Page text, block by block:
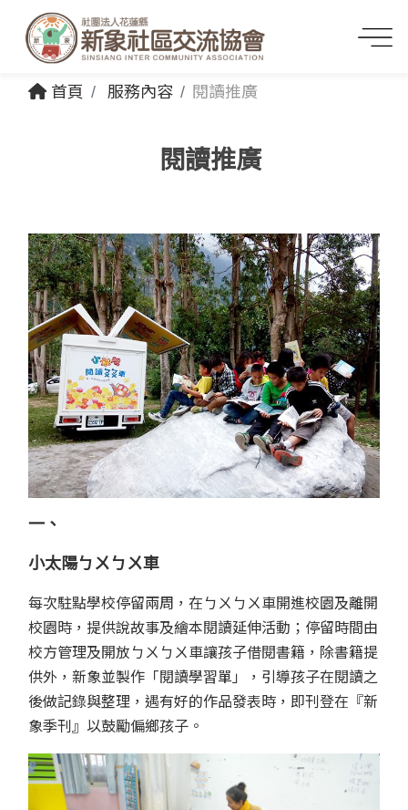
首頁 服務內容 閱讀推廣
閱讀推廣
一、
小太陽ㄅㄨㄅㄨ車
每次駐點學校停留兩周，在ㄅㄨㄅㄨ車開進校園及離開
校園時，提供說故事及繪本閱讀延伸活動；停留時間由
校方管理及開放ㄅㄨㄅㄨ車讓孩子借閱書籍，除書籍提
供外，新象並製作「閱讀學習單」，引導孩子在閱讀之
後做記錄與整理，遇有好的作品發表時，即刊登在『新
象季刊』以鼓勵偏鄉孩子。